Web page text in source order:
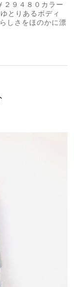
９４８０カラー
とりあるボディ
しさをほのかに漂